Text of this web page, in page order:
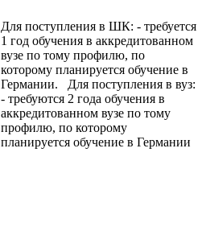
Для поступления в ШК: - требуется
1 год обучения в аккредитованном
вузе по тому профилю, по
которому планируется обучение в
Германии. Для поступления в вуз:
- требуются 2 года обучения в
аккредитованном вузе по тому
профилю, по которому
планируется обучение в Германии